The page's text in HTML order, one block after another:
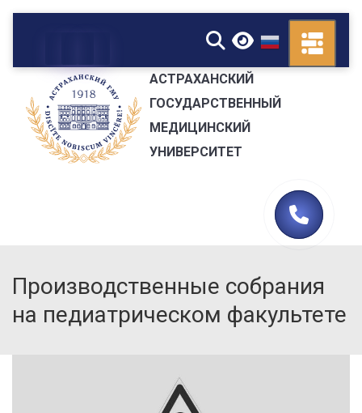
▼
АСТРАХАНСКИЙ
ГОСУДАРСТВЕННЫЙ
МЕДИЦИНСКИЙ
УНИВЕРСИТЕТ
Производственные собрания
на педиатрическом факультете